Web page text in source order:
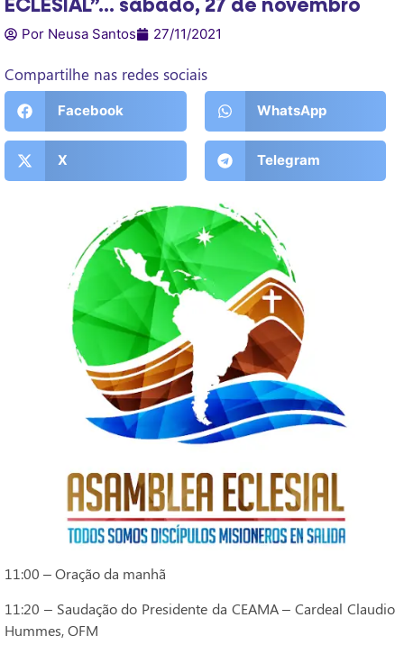
ECLESIAL”… sábado, 27 de novembro
Por Neusa Santos 27/11/2021
Compartilhe nas redes sociais
Facebook WhatsApp
X Telegram
11:00 – Oração da manhã
11:20 – Saudação do Presidente da CEAMA – Cardeal Claudio
Hummes, OFM